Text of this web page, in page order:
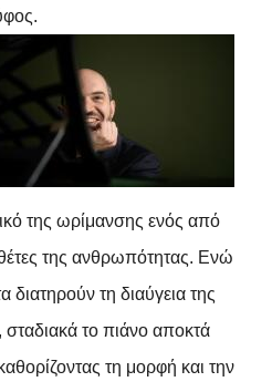
της ωρίμανσης ενός από
της ανθρωπότητας. Ενώ
διατηρούν τη διαύγεια της
σταδιακά το πιάνο αποκτά
τη μορφή και την